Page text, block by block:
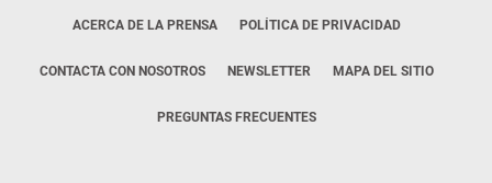
ACERCA DE LA PRENSA POLÍTICA DE PRIVACIDAD
CONTACTA CON NOSOTROS NEWSLETTER MAPA DEL SITIO
PREGUNTAS FRECUENTES